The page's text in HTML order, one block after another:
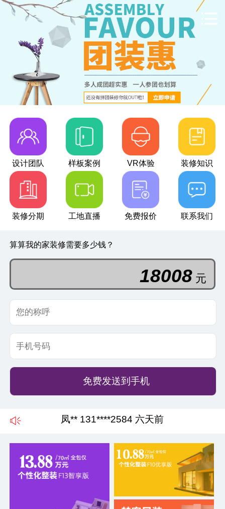
设计团队 样板案例 VR体验 装修知识
装修分期 工地直播 免费报价 联系我们
算算我的家装修需要多少钱？
18008 元
免费发送到手机
凤** 131****2584 六天前